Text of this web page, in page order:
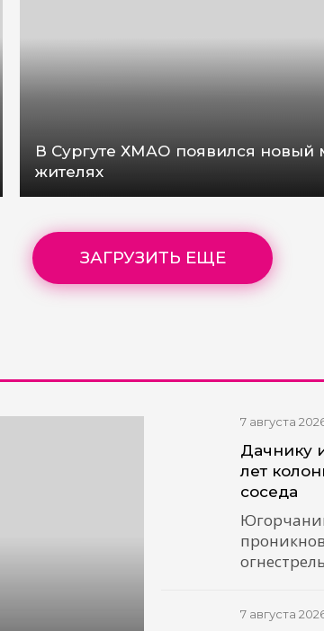
В Сургуте ХМАО появился новый
жителях
ЗАГРУЗИТЬ ЕЩЕ
7 августа
Дачнику
лет
соседа
7 августа